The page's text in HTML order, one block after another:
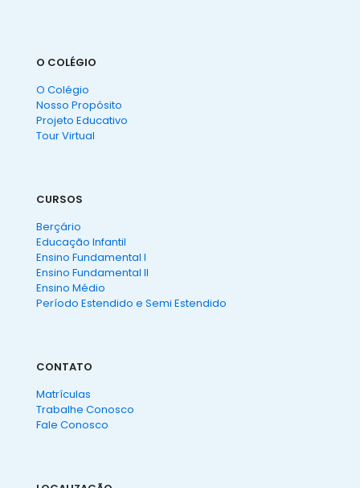
O COLÉGIO
O Colégio
Nosso Propósito
Projeto Educativo
Tour Virtual
CURSOS
Berçário
Educação Infantil
Ensino Fundamental I
Ensino Fundamental II
Ensino Médio
Período Estendido e Semi Estendido
CONTATO
Matrículas
Trabalhe Conosco
Fale Conosco